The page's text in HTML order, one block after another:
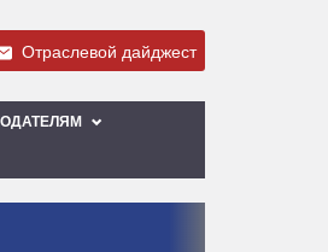
Отраслевой дайджест